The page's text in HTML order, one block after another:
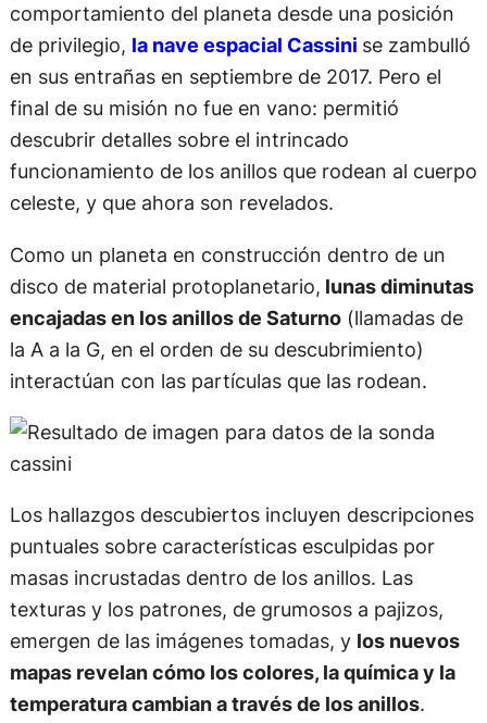
comportamiento del planeta desde una posición
de privilegio, la nave espacial Cassini se zambulló
en sus entrañas en septiembre de 2017. Pero el
final de su misión no fue en vano: permitió
descubrir detalles sobre el intrincado
funcionamiento de los anillos que rodean al cuerpo
celeste, y que ahora son revelados.
Como un planeta en construcción dentro de un
disco de material protoplanetario, lunas diminutas
encajadas en los anillos de Saturno(llamadas de
la A a la G, en el orden de su descubrimiento)
interactúan con las partículas que las rodean.
Los hallazgos descubiertos incluyen descripciones
puntuales sobre características esculpidas por
masas incrustadas dentro de los anillos. Las
texturas y los patrones, de grumosos a pajizos,
emergen de las imágenes tomadas, y los nuevos
mapas revelan cómo los colores, la química y la
temperatura cambian a través de los anillos.